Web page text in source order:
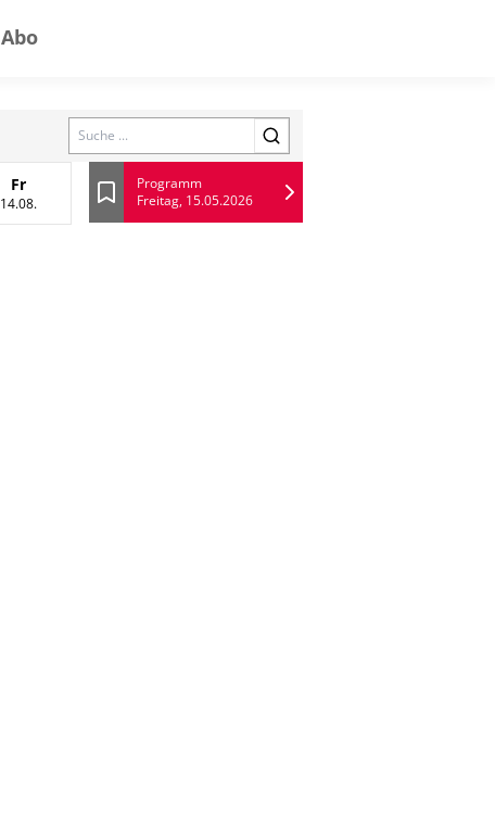
Abo
Search
August
Freitag, 14 August
Fr
14.08. Lesezeichen
Programm
Freitag, 15.05.2026